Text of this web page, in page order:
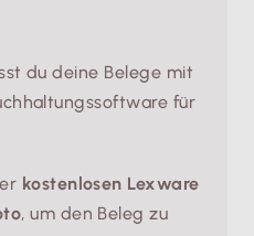
du deine Belege mit
für
kostenlosen Lexware
, um den Beleg zu